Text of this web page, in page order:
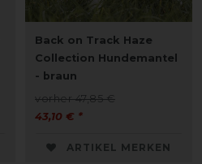
Back on Track Haze
Collection Hundemantel
- braun
vorher 47,85 €
43,10 € *
ARTIKEL MERKEN